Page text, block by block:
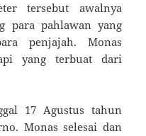
tersebut awalnya
para pahlawan yang
penjajah. Monas
yang terbuat dari
17 Agustus tahun
Monas selesai dan